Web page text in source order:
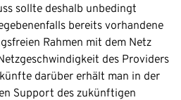
sollte deshalb unbedingt
bereits vorhandene
Rahmen mit dem Netz
des Providers
darüber erhält man in der
Support des zukünftigen